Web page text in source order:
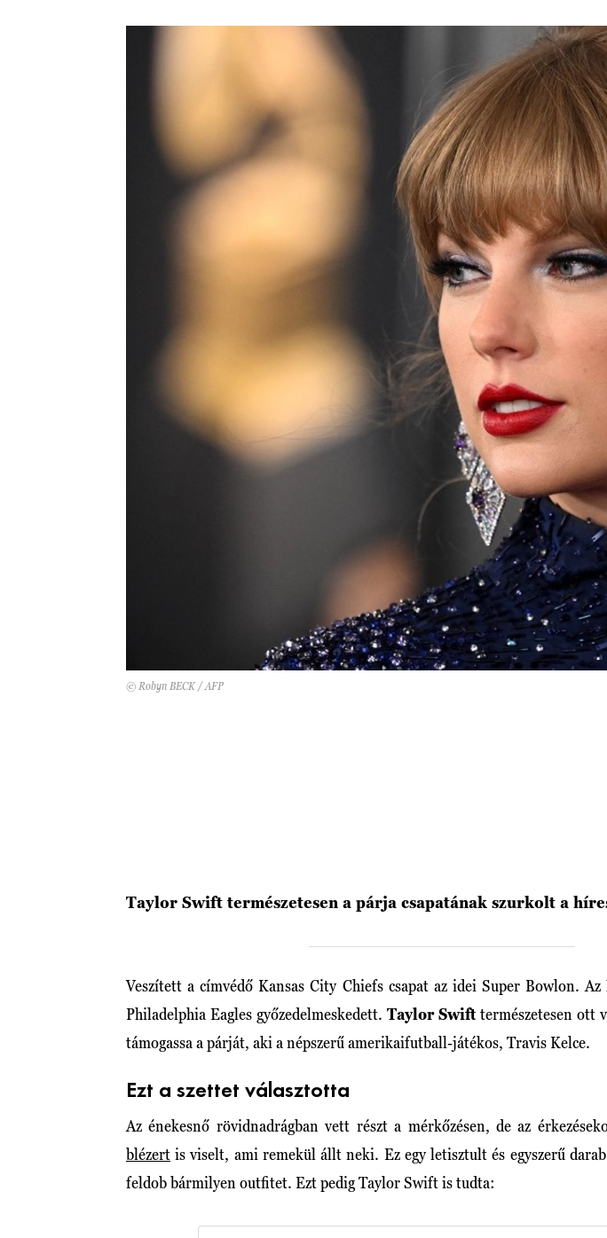
© Robyn BECK / AFP
Taylor Swift természetesen a párja csapatának szurkolt a
Veszített a címvédő Kansas City Chiefs csapat az idei Super Bowlon.
Philadelphia Eagles győzedelmeskedett. Taylor Swifttermészetesen ott
támogassa a párját, aki a népszerű amerikaifutball-játékos, Travis Kelce.
Ezt a szettet választotta
Az énekesnő rövidnadrágban vett részt a mérkőzésen, de az
blézert is viselt, ami remekül állt neki. Ez egy letisztult és egyszerű
feldob bármilyen outfitet. Ezt pedig Taylor Swift is tudta: